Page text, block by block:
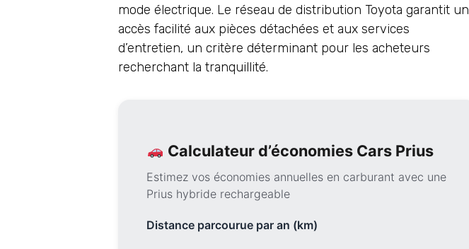
mode électrique. Le réseau de distribution Toyota garantit un
accès facilité aux pièces détachées et aux services
d’entretien, un critère déterminant pour les acheteurs
recherchant la tranquillité.
Calculateur d’économies Cars Prius
Estimez vos économies annuelles en carburant avec une
Prius hybride rechargeable
Distance parcourue par an (km)